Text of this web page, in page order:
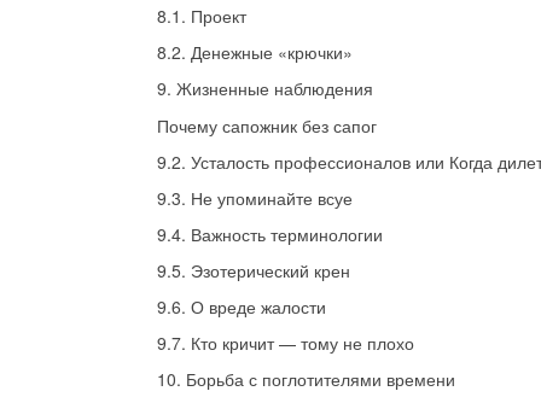
8.1. Проект
8.2. Денежные «крючки»
9. Жизненные наблюдения
Почему сапожник без сапог
9.2. Усталость профессионалов или Когда
9.3. Не упоминайте всуе
9.4. Важность терминологии
9.5. Эзотерический крен
9.6. О вреде жалости
9.7. Кто кричит — тому не плохо
10. Борьба с поглотителями времени